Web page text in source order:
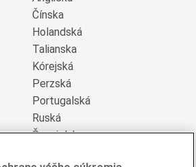
Čínska
Holandská
Talianska
Kórejská
Perzská
Portugalská
Ruská
Španielska